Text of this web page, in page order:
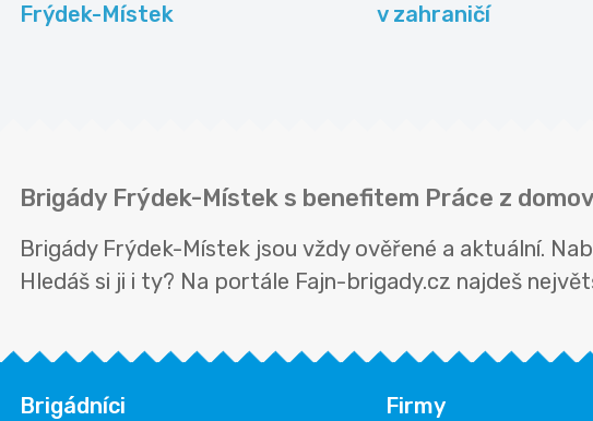
Frýdek-Místek
v zahraničí
Brigády Frýdek-Místek s benefitem Práce z
Brigády Frýdek-Místek jsou vždy ověřené a aktuální.
Hledáš si ji i ty? Na portále Fajn-brigady.cz najdeš
Brigádníci Firmy